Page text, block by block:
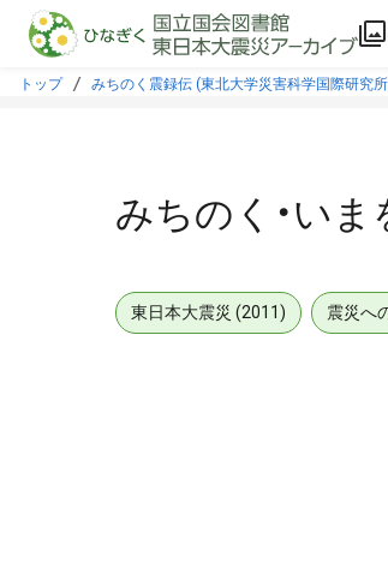
本文に飛ぶ
トップ みちのく震録伝 (東北大学災害科学国際研究
みちのく・い
東日本大震災 (2011) 震災へ